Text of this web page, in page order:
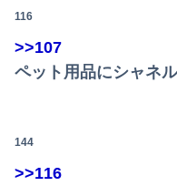
116
>>107
ペット用品にシャネ
144
>>116